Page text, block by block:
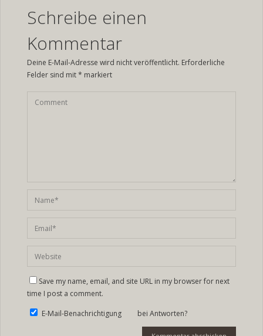
Schreibe einen
Kommentar
Deine E-Mail-Adresse wird nicht veröffentlicht. Erforderliche
Felder sind mit* markiert
Save my name, email, and site URL in my browser for next
time I post a comment.
E-Mail-Benachrichtigung bei Antworten?